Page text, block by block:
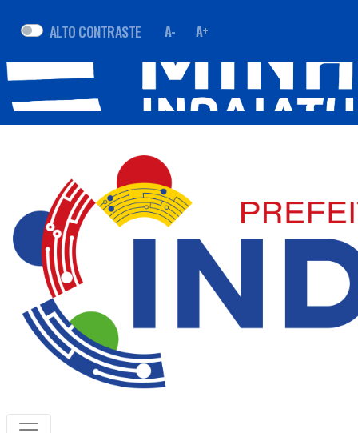
ALTO CONTRASTE A- A+